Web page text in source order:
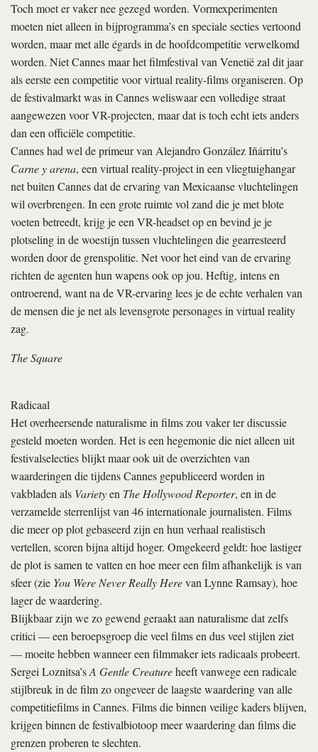
Toch moet er vaker nee gezegd worden. Vormexperimenten
moeten niet alleen in bijprogramma’s en speciale secties vertoond
worden, maar met alle égards in de hoofdcompetitie verwelkomd
worden. Niet Cannes maar het filmfestival van Venetië zal dit jaar
als eerste een competitie voor virtual reality-films organiseren. Op
de festivalmarkt was in Cannes weliswaar een volledige straat
aangewezen voor VR-projecten, maar dat is toch echt iets anders
dan een officiële competitie.
Cannes had wel de primeur van Alejandro González Iñárritu’s
Carne y arena, een virtual reality-project in een vliegtuighangar
net buiten Cannes dat de ervaring van Mexicaanse vluchtelingen
wil overbrengen. In een grote ruimte vol zand die je met blote
voeten betreedt, krijg je een VR-headset op en bevind je je
plotseling in de woestijn tussen vluchtelingen die gearresteerd
worden door de grenspolitie. Net voor het eind van de ervaring
richten de agenten hun wapens ook op jou. Heftig, intens en
ontroerend, want na de VR-ervaring lees je de echte verhalen van
de mensen die je net als levensgrote personages in virtual reality
zag.
The Square
Radicaal
Het overheersende naturalisme in films zou vaker ter discussie
gesteld moeten worden. Het is een hegemonie die niet alleen uit
festivalselecties blijkt maar ook uit de overzichten van
waarderingen die tijdens Cannes gepubliceerd worden in
vakbladen als Varietyen The Hollywood Reporter, en in de
verzamelde sterrenlijst van 46 internationale journalisten. Films
die meer op plot gebaseerd zijn en hun verhaal realistisch
vertellen, scoren bijna altijd hoger. Omgekeerd geldt: hoe lastiger
de plot is samen te vatten en hoe meer een film afhankelijk is van
sfeer (zie You Were Never Really Herevan Lynne Ramsay), hoe
lager de waardering.
Blijkbaar zijn we zo gewend geraakt aan naturalisme dat zelfs
critici — een beroepsgroep die veel films en dus veel stijlen ziet
— moeite hebben wanneer een filmmaker iets radicaals probeert.
Sergei Loznitsa’sA Gentle Creatureheeft vanwege een radicale
stijlbreuk in de film zo ongeveer de laagste waardering van alle
competitiefilms in Cannes. Films die binnen veilige kaders blijven,
krijgen binnen de festivalbiotoop meer waardering dan films die
grenzen proberen te slechten.